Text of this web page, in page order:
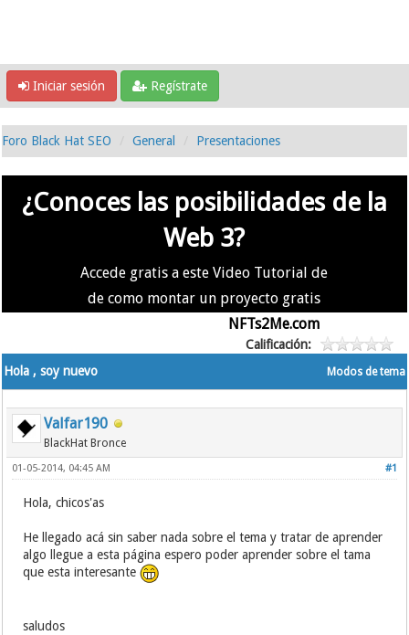
Iniciar sesión Regístrate
Foro Black Hat SEO General Presentaciones
¿Conoces las posibilidades de la
Web 3?
Accede gratis a este Video Tutorial de
de como montar un proyecto gratis
NFTs2Me.com
Calificación:
Modos de tema
Hola , soy nuevo
Valfar190
BlackHat Bronce
#1
01-05-2014, 04:45 AM
Hola, chicos'as
He llegado acá sin saber nada sobre el tema y tratar de aprender
algo llegue a esta página espero poder aprender sobre el tama
que esta interesante
saludos